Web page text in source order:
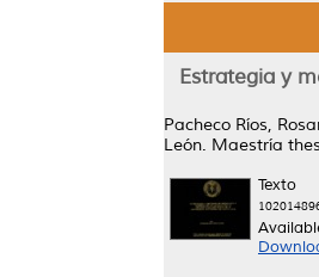
Estrategia y
Pacheco Ríos,
León. Maestría
Texto